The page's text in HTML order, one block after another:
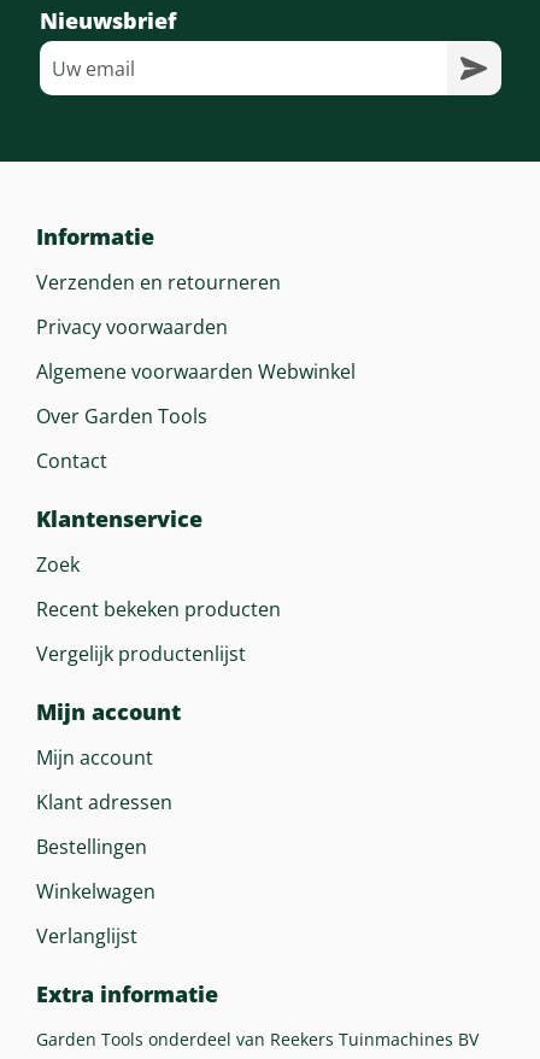
Nieuwsbrief
Informatie
Verzenden en retourneren
Privacy voorwaarden
Algemene voorwaarden Webwinkel
Over Garden Tools
Contact
Klantenservice
Zoek
Recent bekeken producten
Vergelijk productenlijst
Mijn account
Mijn account
Klant adressen
Bestellingen
Winkelwagen
Verlanglijst
Extra informatie
Garden Tools onderdeel van Reekers Tuinmachines BV